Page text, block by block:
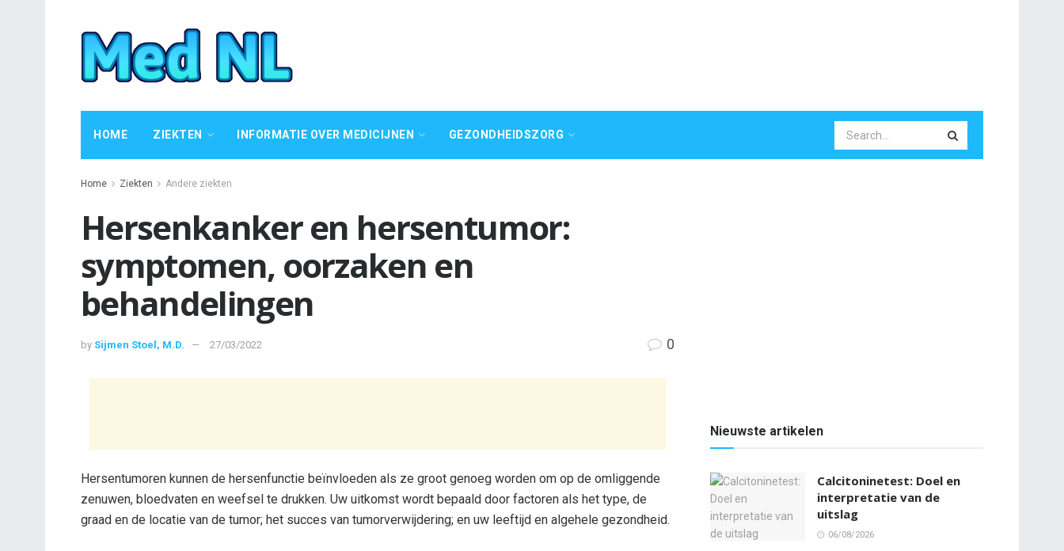
HOME ZIEKTEN INFORMATIE OVER MEDICIJNEN GEZONDHEIDSZORG
Home Ziekten Andere ziekten
Hersenkanker en hersentumor:
symptomen, oorzaken en
behandelingen
by Sijmen Stoel, M.D. 27/03/2022 0
Hersentumoren kunnen de hersenfunctie beïnvloeden als ze groot genoeg worden om op de omliggende
zenuwen, bloedvaten en weefsel te drukken. Uw uitkomst wordt bepaald door factoren als het type, de
graad en de locatie van de tumor; het succes van tumorverwijdering; en uw leeftijd en algehele gezondheid.
Nieuwste artikelen
Calcitoninetest: Doel en
interpretatie van de
uitslag
06/08/2026